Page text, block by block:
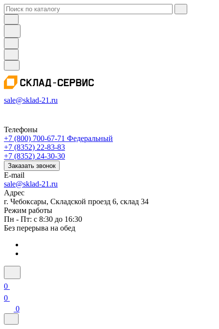
sale@sklad-21.ru
Телефоны
+7 (800) 700-67-71 Федеральный
+7 (8352) 22-83-83
+7 (8352) 24-30-30
Заказать звонок
E-mail
sale@sklad-21.ru
Адрес
г. Чебоксары, Складской проезд 6, склад 34
Режим работы
Пн - Пт: с 8:30 до 16:30
Без перерыва на обед
0
0
0